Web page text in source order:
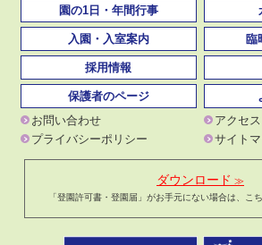
園の1日・年間行事
臨
入園・入室案内
採用情報
保護者のページ
アクセス
お問い合わせ
サイト
プライバシーポリシー
ダウンロード
「登園許可書・登園届」がお手元にない場合は、こ